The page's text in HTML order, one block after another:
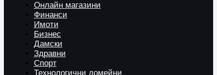
Онлайн магазини
Финанси
Имоти
Бизнес
Дамски
Здравни
Спорт
Технологични домейни